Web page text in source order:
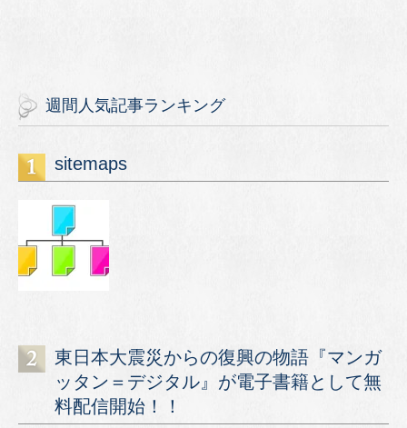
週間人気記事ランキング
sitemaps
東日本大震災からの復興の物語『マンガ
ッタン＝デジタル』が電子書籍として無
料配信開始！！